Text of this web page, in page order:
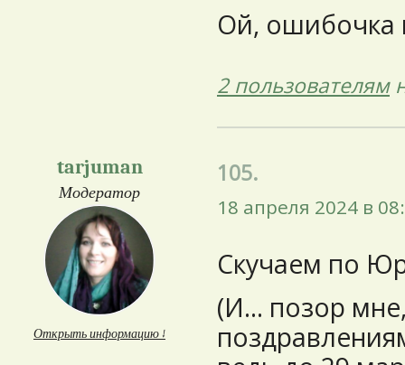
Ой, ошибочка
2 пользователям
tarjuman
Модератор
Открыть информацию ↓
105.
18 апреля 2024 в
Скучаем по
(И... позор